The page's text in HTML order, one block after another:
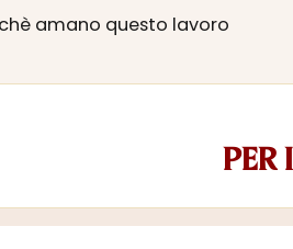
amano questo lavoro
PER